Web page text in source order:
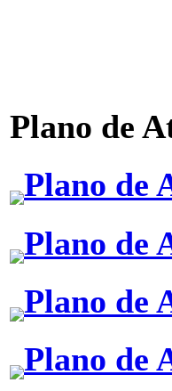
Plano de
Plano de
Plano de
Plano de
Plano de